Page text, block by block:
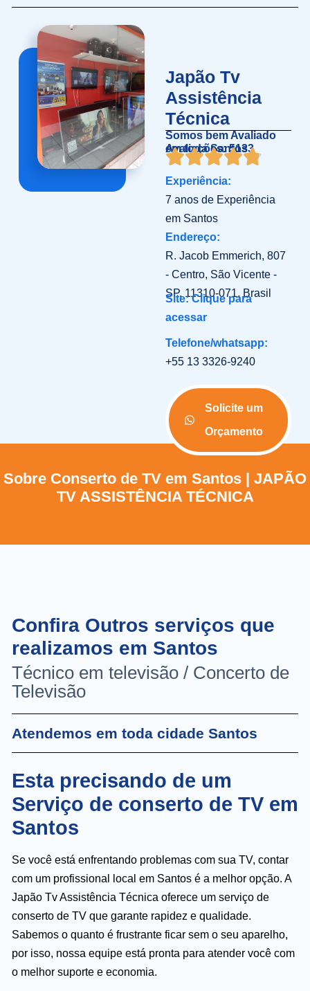
Japão Tv
Assistência
Técnica
Somos bem Avaliado
em toda Santos
Avaliações: 5133
Experiência:
7 anos de Experiência
em Santos
Endereço:
R. Jacob Emmerich, 807
- Centro, São Vicente -
SP, 11310-071, Brasil
Site: Clique para
acessar
Telefone/whatsapp:
+55 13 3326-9240
Solicite um
Orçamento
Sobre Conserto de TV em Santos | JAPÃO
TV ASSISTÊNCIA TÉCNICA
Confira Outros serviços que
realizamos em Santos
Técnico em televisão / Concerto de
Televisão
Atendemos em toda cidade Santos
Esta precisando de um
Serviço de conserto de TV em
Santos
Se você está enfrentando problemas com sua TV, contar
com um profissional local em Santos é a melhor opção. A
Japão Tv Assistência Técnica oferece um serviço de
conserto de TV que garante rapidez e qualidade.
Sabemos o quanto é frustrante ficar sem o seu aparelho,
por isso, nossa equipe está pronta para atender você com
o melhor suporte e economia.